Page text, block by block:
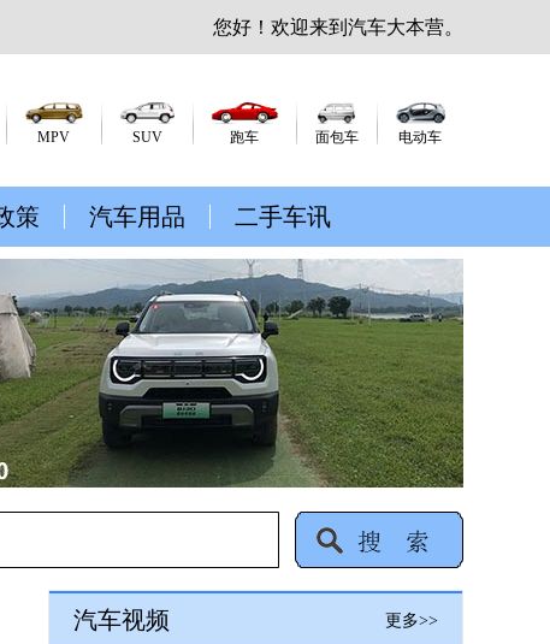
您好！欢迎来到汽车大本营。
MPV SUV 跑车 面包车 电动车
策 汽车用品 二手车讯
汽车视频 更多>>